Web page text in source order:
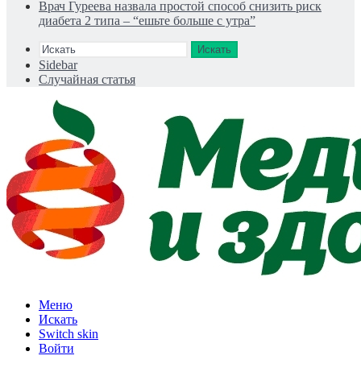
Врач Гуреева назвала простой способ снизить риск
диабета 2 типа – “ешьте больше с утра”
Искать
Sidebar
Случайная статья
Меню
Искать
Switch skin
Войти